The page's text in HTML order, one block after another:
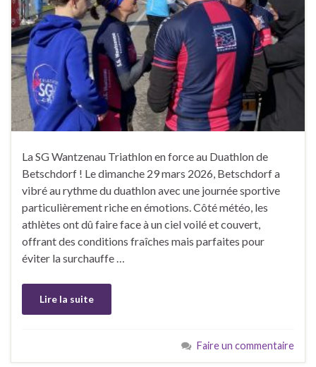
La SG Wantzenau Triathlon en force au Duathlon de
Betschdorf ! Le dimanche 29 mars 2026, Betschdorf a
vibré au rythme du duathlon avec une journée sportive
particulièrement riche en émotions. Côté météo, les
athlètes ont dû faire face à un ciel voilé et couvert,
offrant des conditions fraîches mais parfaites pour
éviter la surchauffe …
Lire la suite
Faire un commentaire